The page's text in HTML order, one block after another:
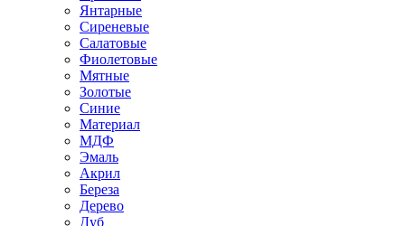
Янтарные
Сиреневые
Салатовые
Фиолетовые
Мятные
Золотые
Синие
Материал
МДФ
Эмаль
Акрил
Береза
Дерево
Дуб